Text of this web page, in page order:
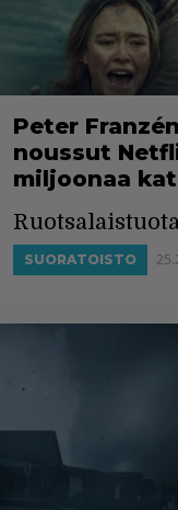
Peter
noussut
miljoonaa
SUORATOISTO